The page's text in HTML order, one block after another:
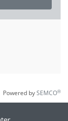
Powered bySEMCO®